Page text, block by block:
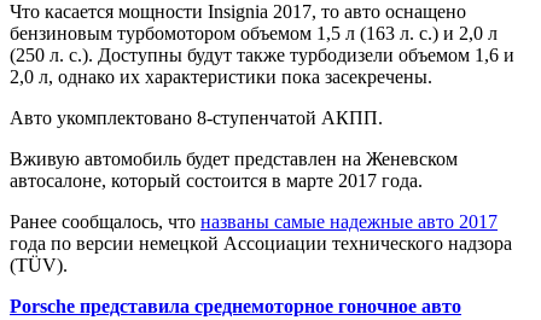
Что касается мощности Insignia 2017, то авто оснащено
бензиновым турбомотором объемом 1,5 л (163 л. с.) и 2,0 л
(250 л. с.). Доступны будут также турбодизели объемом 1,6 и
2,0 л, однако их характеристики пока засекречены.
Авто укомплектовано 8-ступенчатой АКПП.
Вживую автомобиль будет представлен на Женевском
автосалоне, который состоится в марте 2017 года.
Ранее сообщалось, что названы самые надежные авто 2017
года по версии немецкой Ассоциации технического надзора
(TÜV).
Porsche представила среднемоторное гоночное авто